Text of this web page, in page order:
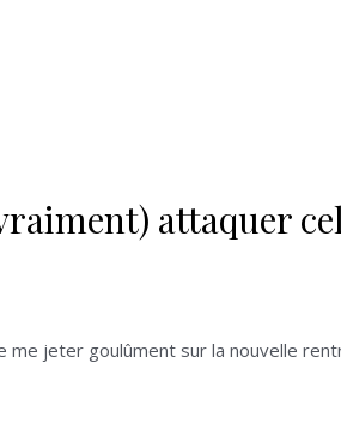
attaquer
me jeter goulûment sur la nouvelle